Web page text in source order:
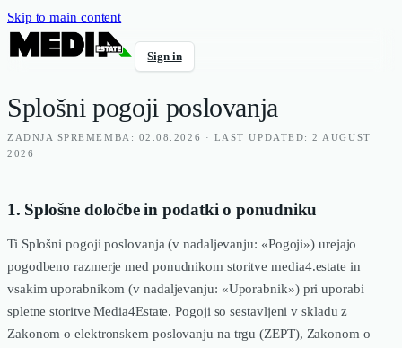
Skip to main content
Sign in
Splošni pogoji poslovanja
ZADNJA SPREMEMBA: 02.08.2026 · LAST UPDATED: 2 AUGUST
2026
1. Splošne določbe in podatki o ponudniku
Ti Splošni pogoji poslovanja (v nadaljevanju: «Pogoji») urejajo
pogodbeno razmerje med ponudnikom storitve media4.estate in
vsakim uporabnikom (v nadaljevanju: «Uporabnik») pri uporabi
spletne storitve Media4Estate. Pogoji so sestavljeni v skladu z
Zakonom o elektronskem poslovanju na trgu (ZEPT), Zakonom o